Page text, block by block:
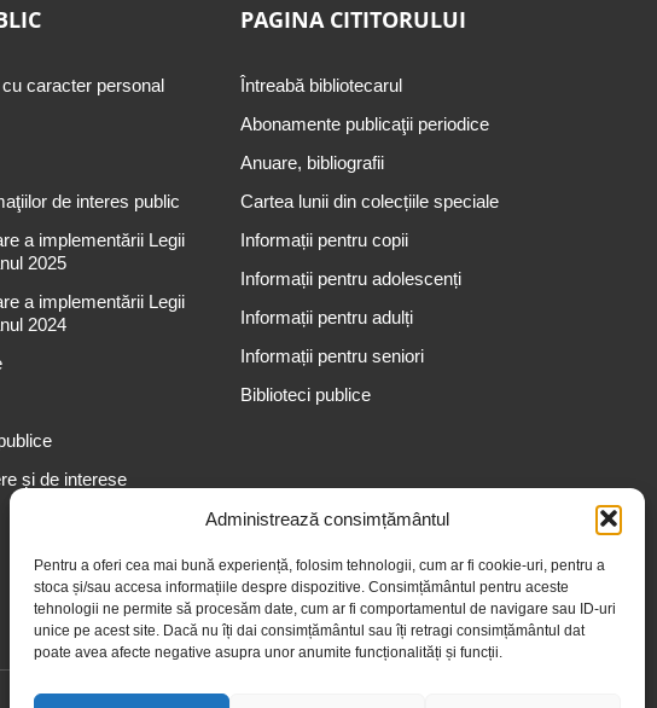
Administrează consimțământul
Pentru a oferi cea mai bună experiență, folosim tehnologii, cum ar fi cookie-uri, pentru a
stoca și/sau accesa informațiile despre dispozitive. Consimțământul pentru aceste
tehnologii ne permite să procesăm date, cum ar fi comportamentul de navigare sau ID-uri
unice pe acest site. Dacă nu îți dai consimțământul sau îți retragi consimțământul dat
poate avea afecte negative asupra unor anumite funcționalități și funcții.
caracter personal
de interes public
a implementării Legii
2025
a implementării Legii
2024
și de interese
PAGINA CITITORULUI
Întreabă bibliotecarul
Abonamente publicaţii periodice
Anuare, bibliografii
Cartea lunii din colecțiile speciale
Informații pentru copii
Informații pentru adolescenți
Informații pentru adulți
Informații pentru seniori
Biblioteci publice